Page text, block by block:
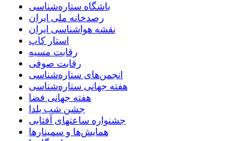
باشگاه ستاره‌شناسی
رصدخانه ملی ایران
نقشه هواشناسی ایران
استار کاپ
رقابت مسیه
رقابت صوفی
انجمن‌های ستاره‌شناسی
هفته جهانی ستاره‌شناسی
هفته جهانی فضا
جشن شب یلدا
جشنواره ساعتهای آفتابی
همایش‌ها و سمینارها